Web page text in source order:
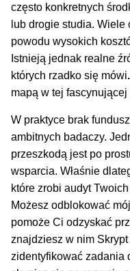
często konkretnych
lub drogie studia.
powodu wysokich
Istnieją jednak realne
których rzadko się mówi
mapą w tej
W praktyce brak
ambitnych badaczy.
przeszkodą jest po
wsparcia. Właśnie
które zrobi audyt
Możesz odblokować
pomoże Ci odzyskać
znajdziesz w nim
zidentyfikować zadania